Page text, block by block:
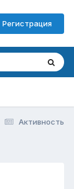
Регистрация
Активность